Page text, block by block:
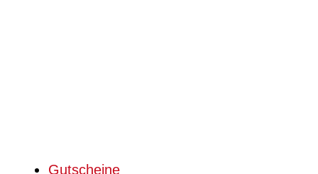
Gutscheine